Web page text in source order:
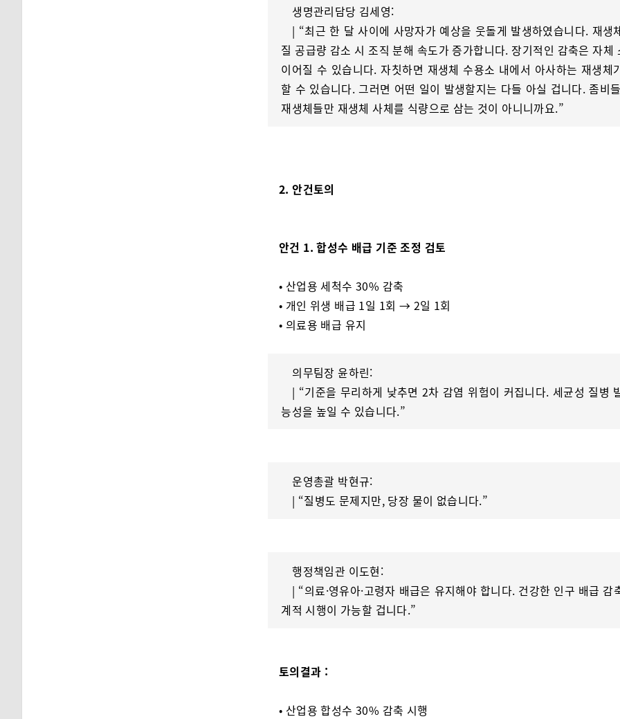
생명관리담당 김세영:
| “최근 한 달 사이에 사망자가 예상을 웃돌게 발생하였습니다. 재생
질 공급량 감소 시 조직 분해 속도가 증가합니다. 장기적인 감축은 자체
이어질 수 있습니다. 자칫하면 재생체 수용소 내에서 아사하는 재생체
할 수 있습니다. 그러면 어떤 일이 발생할지는 다들 아실 겁니다. 좀비
재생체들만 재생체 사체를 식량으로 삼는 것이 아니니까요.”
2. 안건토의
안건 1. 합성수 배급 기준 조정 검토
• 산업용 세척수 30% 감축
• 개인 위생 배급 1일 1회 → 2일 1회
• 의료용 배급 유지
의무팀장 윤하린:
| “기준을 무리하게 낮추면 2차 감염 위험이 커집니다. 세균성 질병
능성을 높일 수 있습니다.”
운영총괄 박현규:
| “질병도 문제지만, 당장 물이 없습니다.”
행정책임관 이도현:
| “의료·영유아·고령자 배급은 유지해야 합니다. 건강한 인구 배급 감
계적 시행이 가능할 겁니다.”
토의결과 :
• 산업용 합성수 30% 감축 시행